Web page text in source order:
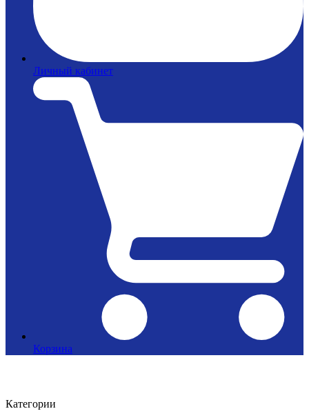
Личный кабинет
Корзина
Категории